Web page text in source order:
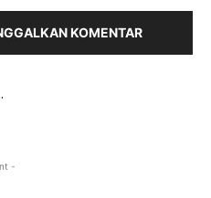
KOMENTAR
-